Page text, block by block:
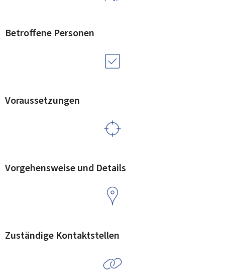
Betroffene Personen
Voraussetzungen
Vorgehensweise und Details
Zuständige Kontaktstellen